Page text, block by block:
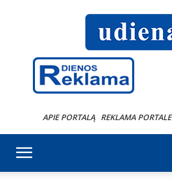
APIE PORTALĄ REKLAMA PORTALE